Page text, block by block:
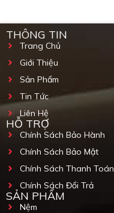
THÔNG TIN
Trang Chủ
Giới Thiệu
Sản Phẩm
Tin Tức
Liên Hệ
HỖ TRỢ
Chính Sách Bảo Hành
Chính Sách Bảo Mật
Chính Sách Thanh Toán
Chính Sách Đổi Trả
SẢN PHẨM
Nệm